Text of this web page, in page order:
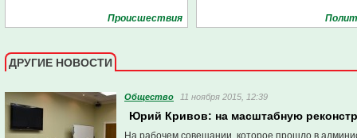
Проиcшествия
ДРУГИЕ НОВОСТИ
Общество 11 ноября 2015, 12:39
Юрий Кривов: на масштабную
На рабочем совещании, которое прошло в